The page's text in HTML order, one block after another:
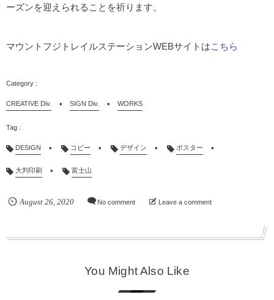
ーズンを迎えられることを祈ります。
マウントフジトレイルステーションWEBサイトはこちら
CREATIVE Div. SIGN Div. WORKS
DESIGN コピー デザイン ポスター
大判印刷 富士山
August 26, 2020 No comment Leave a comment
You Might Also Like